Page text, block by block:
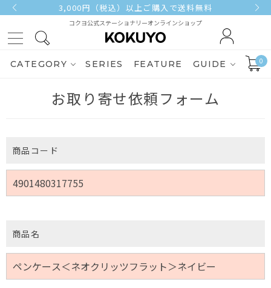
3,000円（税込）以上ご購入で送料無料
コクヨ公式ステーショナリーオンラインショップ
CATEGORY SERIES FEATURE GUIDE 0
お取り寄せ依頼フォーム
商品コード
商品名